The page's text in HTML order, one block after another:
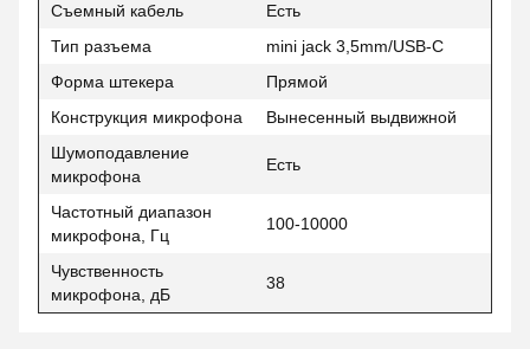
Съемный кабель
Есть
Тип разъема
mini jack 3,5mm/USB-C
Форма штекера
Прямой
Конструкция микрофона
Вынесенный выдвижной
Шумоподавление
микрофона
Есть
Частотный диапазон
микрофона, Гц
100-10000
Чувственность
микрофона, дБ
38